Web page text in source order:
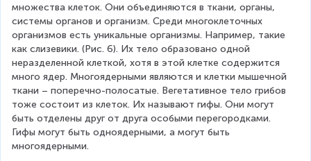
множества клеток. Они объединяются в ткани, органы,
системы органов и организм. Среди многоклеточных
организмов есть уникальные организмы. Например, такие
как слизевики. (Рис. 6). Их тело образовано одной
неразделенной клеткой, хотя в этой клетке содержится
много ядер. Многоядерными являются и клетки мышечной
ткани – поперечно-полосатые. Вегетативное тело грибов
тоже состоит из клеток. Их называют гифы. Они могут
быть отделены друг от друга особыми перегородками.
Гифы могут быть одноядерными, а могут быть
многоядерными.